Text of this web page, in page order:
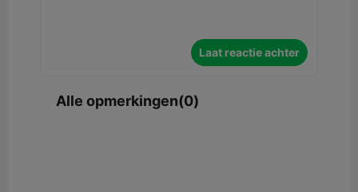
Laat reactie achter
Alle opmerkingen(0)